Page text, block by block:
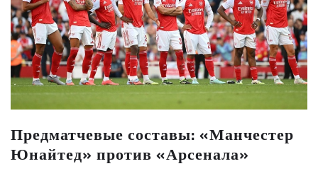
Предматчевые составы: «Манчестер
Юнайтед» против «Арсенала»